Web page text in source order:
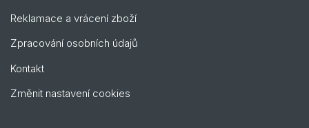
Reklamace a vrácení zboží
Zpracování osobních údajů
Kontakt
Změnit nastavení cookies